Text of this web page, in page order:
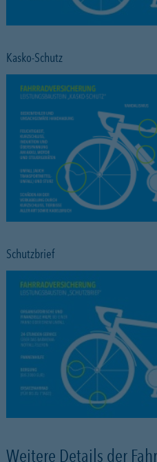
Kasko-Schutz
Schutzbrief
Weitere Details der